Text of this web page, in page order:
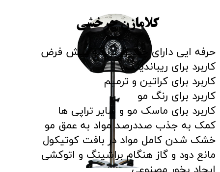
حرفه ایی دارای چندین برنامه پیش فرض
کاربرد برای ریباندینگ
کاربرد برای کراتین و ترمیم
کاربرد برای رنگ مو
کاربرد برای ماسک مو و سایر تراپی ها
کمک به جذب صددرصد مواد به عمق مو
خشک شدن کامل مواد در بافت کوتیکول
مانع دود و گاز هنگام براشینگ و اتوکشی
کلامازن چرخشی